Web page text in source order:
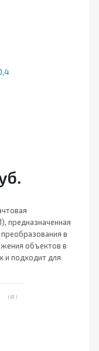
предназначенная
в
объектов в
и подходит для
( 81 )